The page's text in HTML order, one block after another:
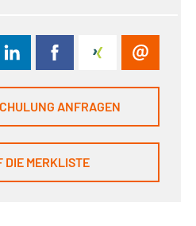
ANFRAGEN
DIE MERKLISTE